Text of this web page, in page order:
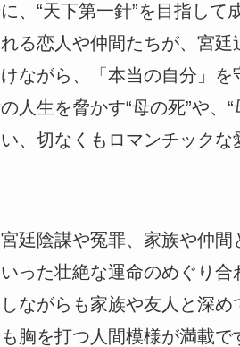
、“天下第一針”を目指して
る恋人や仲間たちが、宮
ながら、「本当の自分」
人生を脅かす“母の死”や、
、切なくもロマンチック
廷陰謀や冤罪、家族や仲
った壮絶な運命のめぐり合
ながらも家族や友人と深
胸を打つ人間模様が満載で